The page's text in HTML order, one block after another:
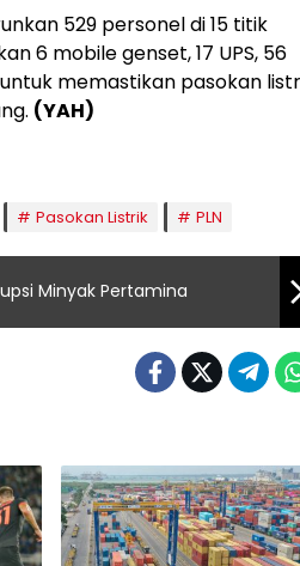
529 personel di 15 titik
6 mobile genset, 17 UPS, 56
memastikan pasokan
(YAH)
Pasokan Listrik PLN
Minyak Pertamina